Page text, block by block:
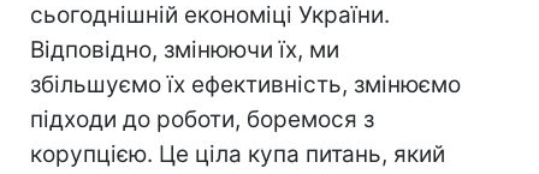
сьогоднішній економіці України.
Відповідно, змінюючи їх, ми
збільшуємо їх ефективність, змінюємо
підходи до роботи, боремося з
корупцією. Це ціла купа питань, який